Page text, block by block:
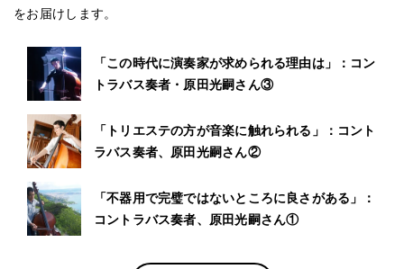
をお届けします。
「この時代に演奏家が求められる理由は」：コン
トラバス奏者・原田光嗣さん③
「トリエステの方が音楽に触れられる」：コント
ラバス奏者、原田光嗣さん②
「不器用で完璧ではないところに良さがある」：
コントラバス奏者、原田光嗣さん①